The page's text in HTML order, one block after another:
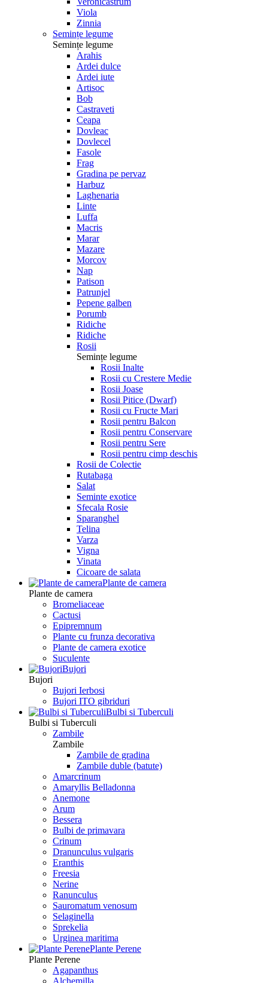
Viola
Zinnia
Semințe legume
Semințe legume
Arahis
Ardei dulce
Ardei iute
Artisoc
Bob
Castraveti
Ceapa
Dovleac
Dovlecel
Fasole
Frag
Gradina pe pervaz
Harbuz
Laghenaria
Linte
Luffa
Macris
Marar
Mazare
Morcov
Nap
Patison
Patrunjel
Pepene galben
Porumb
Ridiche
Ridiche
Rosii
Semințe legume
Rosii Inalte
Rosii cu Crestere Medie
Rosii Joase
Rosii Pitice (Dwarf)
Rosii cu Fructe Mari
Rosii pentru Balcon
Rosii pentru Conservare
Rosii pentru Sere
Rosii pentru cimp deschis
Rosii de Colectie
Rutabaga
Salat
Seminte exotice
Sfecala Rosie
Sparanghel
Telina
Varza
Vigna
Vinata
Сicoare de salata
Plante de camera
Plante de camera
Bromeliaceae
Cactusi
Epipremnum
Plante cu frunza decorativa
Plante de camera exotice
Suculente
Bujori
Bujori
Bujori Ierbosi
Bujori ITO gibriduri
Bulbi si Tuberculi
Bulbi si Tuberculi
Zambile
Zambile
Zambile de gradina
Zambile duble (batute)
Amarcrinum
Amaryllis Belladonna
Anemone
Arum
Bessera
Bulbi de primavara
Crinum
Dranunculus vulgaris
Eranthis
Freesiа
Nerine
Ranunculus
Sauromatum venosum
Selaginella
Sprekelia
Urginea maritima
Plante Perene
Plante Perene
Agapanthus
Alchemilla